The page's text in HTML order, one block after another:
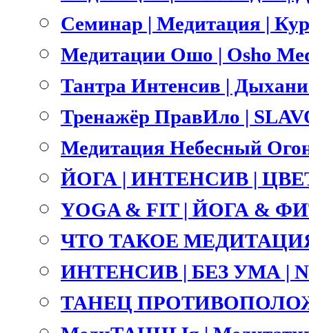
Семинар | Медитация |
Медитации Ошо | Osho
Тантра Интенсив |
Тренажёр ПравИло |
Медитация Небесный
ЙОГА | ИНТЕНСИВ |
YOGA & FIT | ЙОГА &
ЧТО ТАКОЕ
ИНТЕНСИВ | БЕЗ УМА |
ТАНЕЦ